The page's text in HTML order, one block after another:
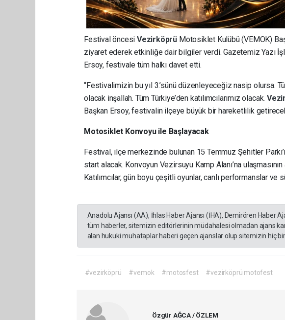
Festival öncesiVezirköprü Motosiklet Kulübü (VEMOK)
ziyaret ederek etkinliğe dair bilgiler verdi. Gazetemiz Yazı
Ersoy, festivale tüm halkı davet etti.
“Festivalimizin bu yıl 3.’sünü düzenleyeceğiz nasip olursa.
olacak inşallah. Tüm Türkiye’den katılımcılarımız olacak.
Başkan Ersoy, festivalin ilçeye büyük bir hareketlilik
Motosiklet Konvoyu ile Başlayacak
Festival, ilçe merkezinde bulunan 15 Temmuz Şehitler
start alacak. Konvoyun Vezirsuyu Kamp Alanı’na
Katılımcılar, gün boyu çeşitli oyunlar, canlı performanslar
Anadolu Ajansı (AA), İhlas Haber Ajansı (İHA), Demirören Haber
tüm haberler, sitemizin editörlerinin müdahalesi olmadan ajans
alan hukuki muhataplar haberi geçen ajanslar olup sitemizin hiç
#vezirköprü #vemok #motosfest #vezirköprü motofest
Özgür AĞCA / ÖZLEM